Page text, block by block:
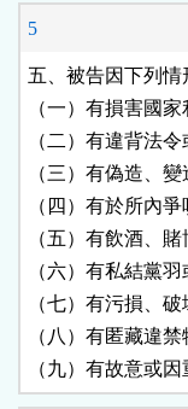
5
五、被告因下列
（一）有損害國
（二）有違背法
（三）有偽造、
（四）有於所內
（五）有飲酒、
（六）有私結黨
（七）有污損、
（八）有匿藏違
（九）有故意或